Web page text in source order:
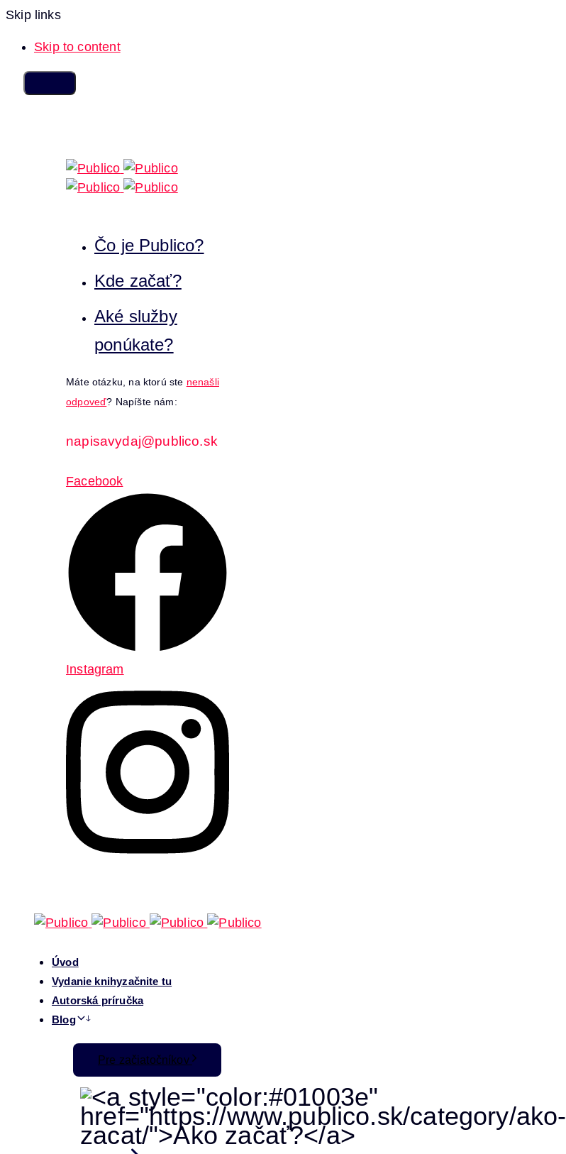
Skip links
Skip to content
Čo je Publico?
Kde začať?
Aké služby
ponúkate?
Máte otázku, na ktorú ste nenašli
odpoveď? Napíšte nám:
napisavydaj@publico.sk
Facebook
Instagram
Úvod
Vydanie knihyzačnite tu
Autorská príručka
Blog
Pre začiatočníkov